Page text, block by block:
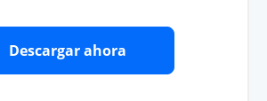
Descargar ahora